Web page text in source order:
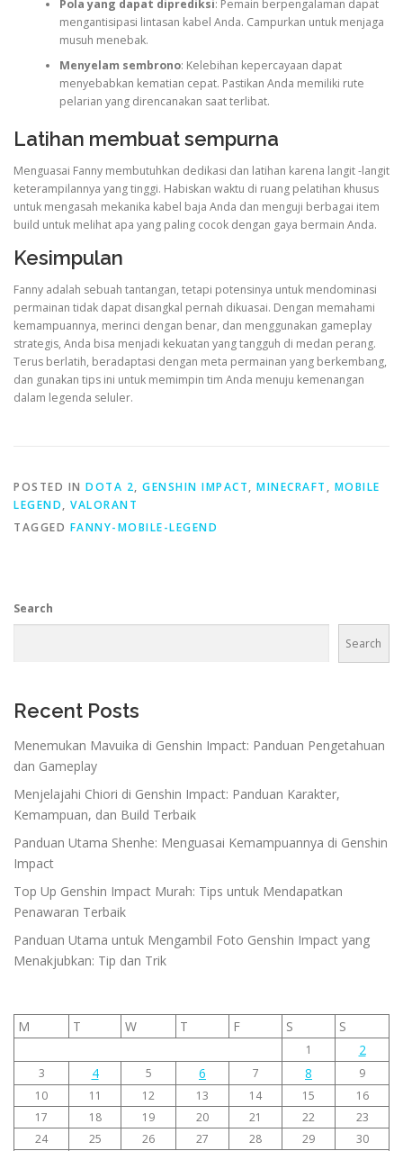
Pola yang dapat diprediksi: Pemain berpengalaman dapat
mengantisipasi lintasan kabel Anda. Campurkan untuk menjaga
musuh menebak.
Menyelam sembrono: Kelebihan kepercayaan dapat
menyebabkan kematian cepat. Pastikan Anda memiliki rute
pelarian yang direncanakan saat terlibat.
Latihan membuat sempurna
Menguasai Fanny membutuhkan dedikasi dan latihan karena langit -langit
keterampilannya yang tinggi. Habiskan waktu di ruang pelatihan khusus
untuk mengasah mekanika kabel baja Anda dan menguji berbagai item
build untuk melihat apa yang paling cocok dengan gaya bermain Anda.
Kesimpulan
Fanny adalah sebuah tantangan, tetapi potensinya untuk mendominasi
permainan tidak dapat disangkal pernah dikuasai. Dengan memahami
kemampuannya, merinci dengan benar, dan menggunakan gameplay
strategis, Anda bisa menjadi kekuatan yang tangguh di medan perang.
Terus berlatih, beradaptasi dengan meta permainan yang berkembang,
dan gunakan tips ini untuk memimpin tim Anda menuju kemenangan
dalam legenda seluler.
POSTED IN DOTA 2, GENSHIN IMPACT, MINECRAFT , MOBILE
LEGEND, VALORANT
TAGGED FANNY-MOBILE-LEGEND
Search
Search
Recent Posts
Menemukan Mavuika di Genshin Impact: Panduan Pengetahuan
dan Gameplay
Menjelajahi Chiori di Genshin Impact: Panduan Karakter,
Kemampuan, dan Build Terbaik
Panduan Utama Shenhe: Menguasai Kemampuannya di Genshin
Impact
Top Up Genshin Impact Murah: Tips untuk Mendapatkan
Penawaran Terbaik
Panduan Utama untuk Mengambil Foto Genshin Impact yang
Menakjubkan: Tip dan Trik
M T W T F S S
1 2
3 4 5 6 7 8
9
10
11 12 13 14 15
16
17
18 19 20 21 22
23
24
25 26 27 28 29
30